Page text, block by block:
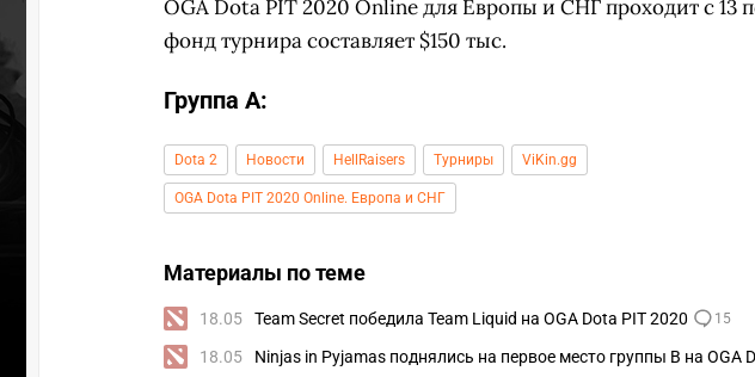
OGA Dota PIT 2020 Online для Европы и СНГ проходит с 13
фонд турнира составляет $150 тыс.
Группа А:
Dota 2 Новости HellRaisers Турниры ViKin.gg
OGA Dota PIT 2020 Online. Европа и СНГ
Материалы по теме
18.05 Team Secret победила Team Liquid на OGA Dota PIT 2020 15
18.05 Ninjas in Pyjamas поднялись на первое место группы В на OGA